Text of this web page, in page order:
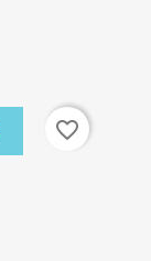
favorite_border